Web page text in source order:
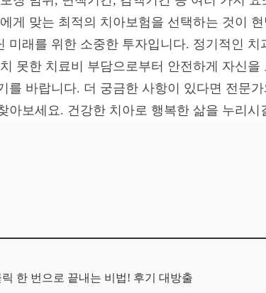
게 맞는 최적의 치아보험을 선택하는 것이
미래를 위한 소중한 투자입니다. 정기적인 치
못한 치료비 부담으로부터 안전하게 자신을
를 바랍니다. 더 궁금한 사항이 있다면 전문
아보세요. 건강한 치아로 행복한 삶을 누리시
한 번으로 끝내는 비법! 후기 대방출